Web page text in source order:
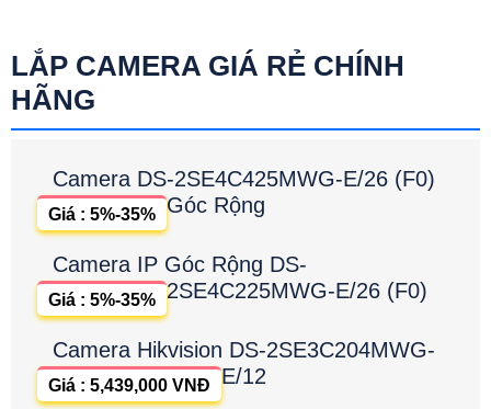
LẮP CAMERA GIÁ RẺ CHÍNH
HÃNG
Camera DS-2SE4C425MWG-E/26 (F0)
Góc Rộng
Giá : 5%-35%
Camera IP Góc Rộng DS-
2SE4C225MWG-E/26 (F0)
Giá : 5%-35%
Camera Hikvision DS-2SE3C204MWG-
E/12
Giá : 5,439,000 VNĐ